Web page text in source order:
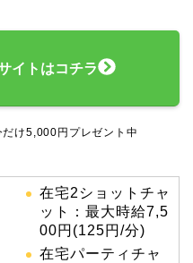
イトはコチラ
け5,000円プレゼント中
在宅2ショットチャ
ット：最大時給7,5
00円(125円/分)
在宅パーティチャ